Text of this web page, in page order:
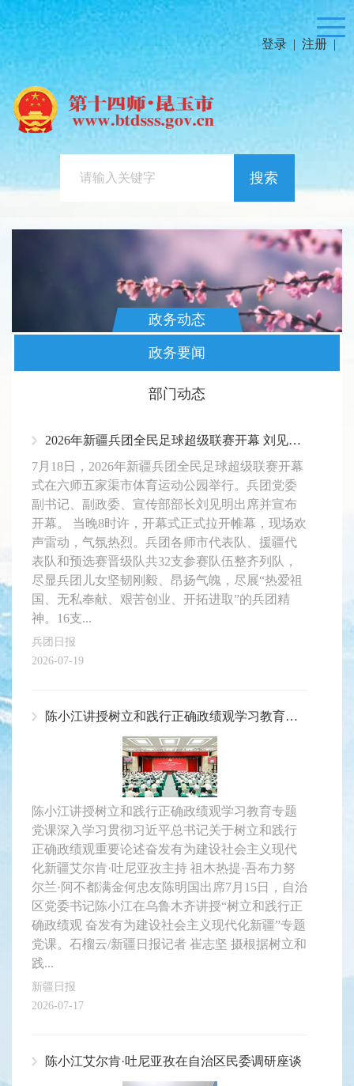
登录 | 注册 |
搜索
政务动态
政务要闻
部门动态
2026年新疆兵团全民足球超级联赛开幕 刘见明出席并宣布开幕
7月18日，2026年新疆兵团全民足球超级联赛开幕
式在六师五家渠市体育运动公园举行。兵团党委
副书记、副政委、宣传部部长刘见明出席并宣布
开幕。 当晚8时许，开幕式正式拉开帷幕，现场欢
声雷动，气氛热烈。兵团各师市代表队、援疆代
表队和预选赛晋级队共32支参赛队伍整齐列队，
尽显兵团儿女坚韧刚毅、昂扬气魄，尽展“热爱祖
国、无私奉献、艰苦创业、开拓进取”的兵团精
神。16支...
兵团日报
2026-07-19
陈小江讲授树立和践行正确政绩观学习教育专题党课
陈小江讲授树立和践行正确政绩观学习教育专题
党课深入学习贯彻习近平总书记关于树立和践行
正确政绩观重要论述奋发有为建设社会主义现代
化新疆艾尔肯·吐尼亚孜主持 祖木热提·吾布力努
尔兰·阿不都满金何忠友陈明国出席7月15日，自治
区党委书记陈小江在乌鲁木齐讲授“树立和践行正
确政绩观 奋发有为建设社会主义现代化新疆”专题
党课。石榴云/新疆日报记者 崔志坚 摄根据树立和
践...
新疆日报
2026-07-17
陈小江艾尔肯·吐尼亚孜在自治区民委调研座谈